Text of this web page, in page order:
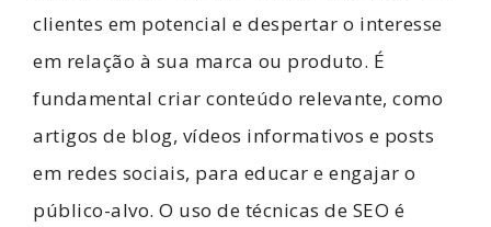
clientes em potencial e despertar o interesse
em relação à sua marca ou produto. É
fundamental criar conteúdo relevante, como
artigos de blog, vídeos informativos e posts
em redes sociais, para educar e engajar o
público-alvo. O uso de técnicas de SEO é